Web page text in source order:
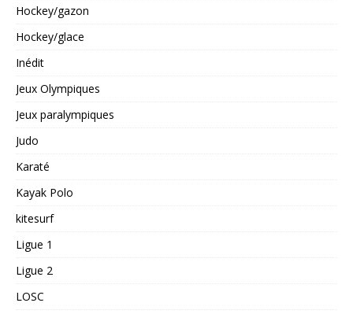
Hockey/gazon
Hockey/glace
Inédit
Jeux Olympiques
Jeux paralympiques
Judo
Karaté
Kayak Polo
kitesurf
Ligue 1
Ligue 2
LOSC